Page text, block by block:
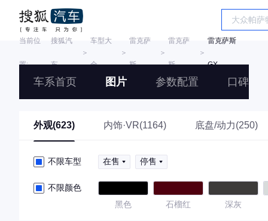
当前位
置:
搜狐汽
车
＞
车型大
全
＞
雷克萨
斯
＞
雷克萨
斯
＞
雷克萨斯
GX
车系首页 图片 参数配置 口碑
外观(623) 内饰·VR(1164) 底盘/动力(250)
不限车型 在售 停售
不限颜色
黑色
石榴红 深灰